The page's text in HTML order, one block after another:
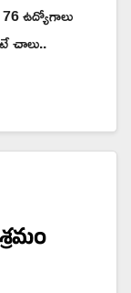
ఉద్యోగాలు
చాలు..